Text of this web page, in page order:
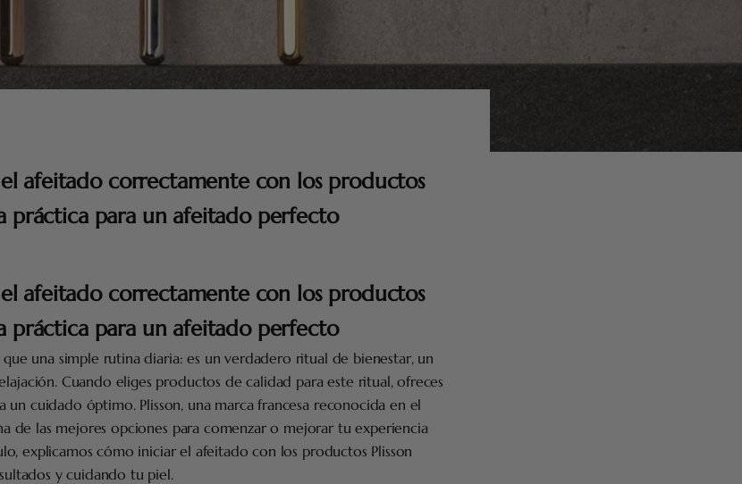
afeitado correctamente con los productos
práctica para un afeitado perfecto
afeitado correctamente con los productos
práctica para un afeitado perfecto
una simple rutina diaria: es un verdadero ritual de bienestar, un
Cuando eliges productos de calidad para este ritual, ofreces
un cuidado óptimo. Plisson, una marca francesa reconocida en el
de las mejores opciones para comenzar o mejorar tu experiencia
explicamos cómo iniciar el afeitado con los productos Plisson
y cuidando tu piel.